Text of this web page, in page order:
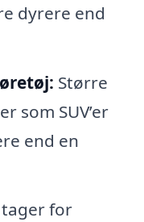
dyrere end
Større
som SUV’er
end en
for